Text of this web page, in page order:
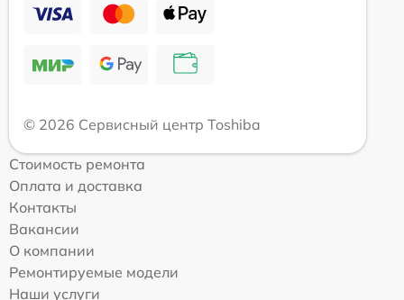
© 2026 Сервисный центр Toshiba
Стоимость ремонта
Оплата и доставка
Контакты
Вакансии
О компании
Ремонтируемые модели
Наши услуги